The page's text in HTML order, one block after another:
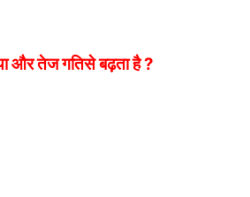
और तेज गतिसे बढ़ता है ?